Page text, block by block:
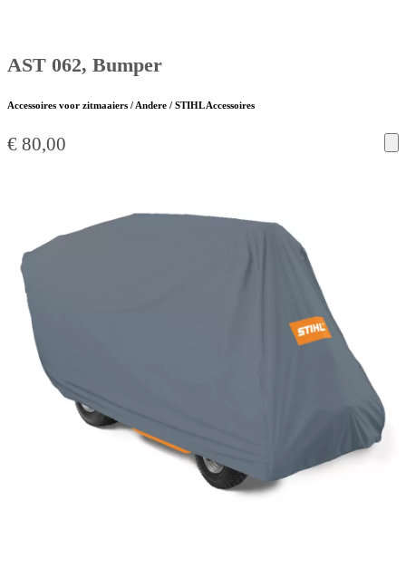
AST 062, Bumper
Accessoires voor zitmaaiers / Andere / STIHL Accessoires
€ 80,00